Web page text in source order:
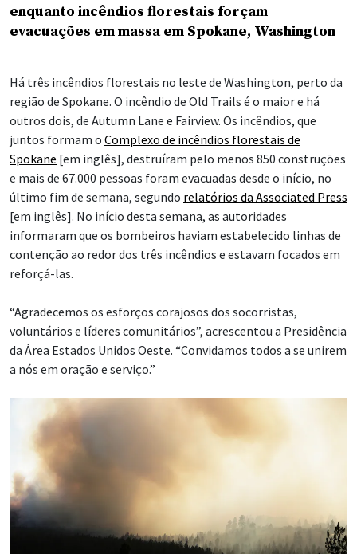
enquanto incêndios florestais forçam
evacuações em massa em Spokane, Washington
Há três incêndios florestais no leste de Washington, perto da
região de Spokane. O incêndio de Old Trails é o maior e há
outros dois, de Autumn Lane e Fairview. Os incêndios, que
juntos formam o Complexo de incêndios florestais de
Spokane [em inglês], destruíram pelo menos 850 construções
e mais de 67.000 pessoas foram evacuadas desde o início, no
último fim de semana, segundo relatórios da Associated Press
[em inglês]. No início desta semana, as autoridades
informaram que os bombeiros haviam estabelecido linhas de
contenção ao redor dos três incêndios e estavam focados em
reforçá-las.
“Agradecemos os esforços corajosos dos socorristas,
voluntários e líderes comunitários”, acrescentou a Presidência
da Área Estados Unidos Oeste. “Convidamos todos a se unirem
a nós em oração e serviço.”